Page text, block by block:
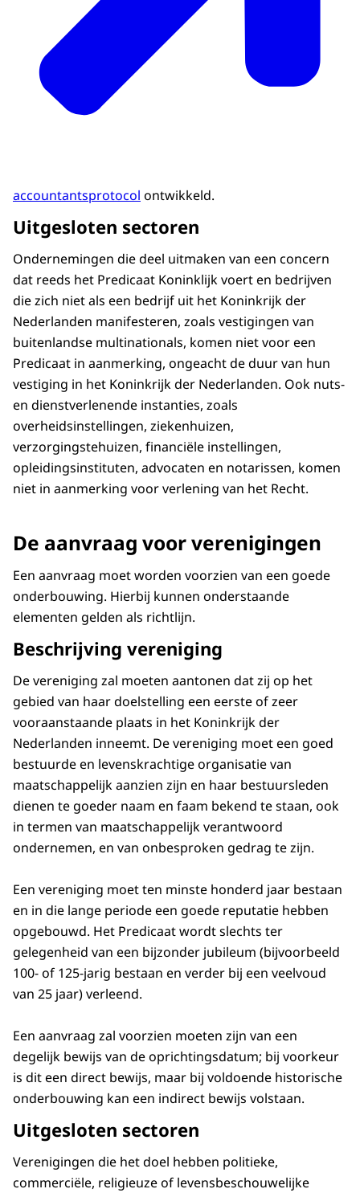
accountantsprotocol ontwikkeld.
Uitgesloten sectoren
Ondernemingen die deel uitmaken van een concern
dat reeds het Predicaat Koninklijk voert en bedrijven
die zich niet als een bedrijf uit het Koninkrijk der
Nederlanden manifesteren, zoals vestigingen van
buitenlandse multinationals, komen niet voor een
Predicaat in aanmerking, ongeacht de duur van hun
vestiging in het Koninkrijk der Nederlanden. Ook nuts-
en dienstverlenende instanties, zoals
overheidsinstellingen, ziekenhuizen,
verzorgingstehuizen, financiële instellingen,
opleidingsinstituten, advocaten en notarissen, komen
niet in aanmerking voor verlening van het Recht.
De aanvraag voor verenigingen
Een aanvraag moet worden voorzien van een goede
onderbouwing. Hierbij kunnen onderstaande
elementen gelden als richtlijn.
Beschrijving vereniging
De vereniging zal moeten aantonen dat zij op het
gebied van haar doelstelling een eerste of zeer
vooraanstaande plaats in het Koninkrijk der
Nederlanden inneemt. De vereniging moet een goed
bestuurde en levenskrachtige organisatie van
maatschappelijk aanzien zijn en haar bestuursleden
dienen te goeder naam en faam bekend te staan, ook
in termen van maatschappelijk verantwoord
ondernemen, en van onbesproken gedrag te zijn.
Een vereniging moet ten minste honderd jaar bestaan
en in die lange periode een goede reputatie hebben
opgebouwd. Het Predicaat wordt slechts ter
gelegenheid van een bijzonder jubileum (bijvoorbeeld
100- of 125-jarig bestaan en verder bij een veelvoud
van 25 jaar) verleend.
Een aanvraag zal voorzien moeten zijn van een
degelijk bewijs van de oprichtingsdatum; bij voorkeur
is dit een direct bewijs, maar bij voldoende historische
onderbouwing kan een indirect bewijs volstaan.
Uitgesloten sectoren
Verenigingen die het doel hebben politieke,
commerciële, religieuze of levensbeschouwelijke